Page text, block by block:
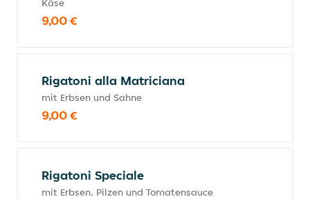
Käse
9,00 €
Rigatoni alla Matriciana
mit Erbsen und Sahne
9,00 €
Rigatoni Speciale
mit Erbsen, Pilzen und Tomatensauce